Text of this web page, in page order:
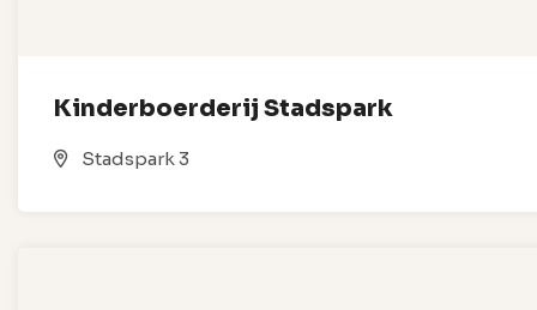
Kinderboerderij Stadspark
Stadspark 3